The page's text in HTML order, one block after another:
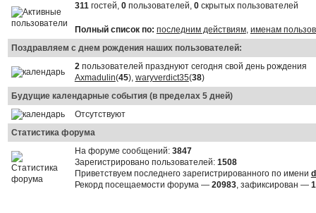
311гостей, 0пользователей, 0скрытых пользователей
Полный список по: последним действиям, именам
Поздравляем с днем рождения наших пользователей:
2пользователей празднуют сегодня свой день рождения
Axmadulin(45), waryverdict35(38)
Будущие календарные события (в пределах 5 дней)
Отсутствуют
Статистика форума
На форуме сообщений: 3847
Зарегистрировано пользователей: 1508
Приветствуем последнего зарегистрированного по имени
Рекорд посещаемости форума — 20983, зафиксирован —